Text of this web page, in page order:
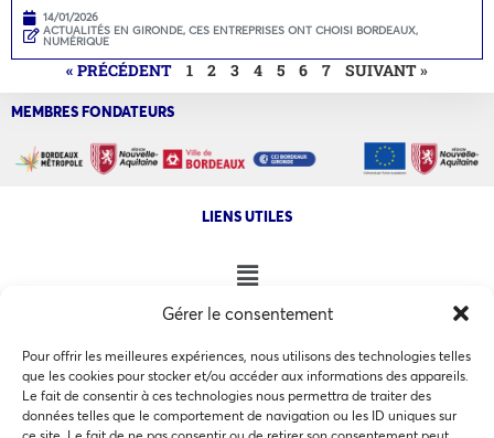
Gérer le consentement
Pour offrir les meilleures expériences, nous utilisons des technologies telles
que les cookies pour stocker et/ou accéder aux informations des appareils.
Le fait de consentir à ces technologies nous permettra de traiter des
données telles que le comportement de navigation ou les ID uniques sur
14/01/2026
ACTUALITÉS EN GIRONDE, CES ENTREPRISES ONT CHOISI BORDEAUX,
NUMÉRIQUE
« PRÉCÉDENT 1 2 3 4 5 6 7 SUIVANT »
MEMBRES FONDATEURS
LIENS UTILES
NOS AUTRES SITES